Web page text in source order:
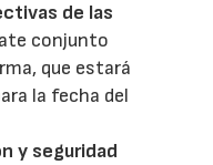
de las
conjunto
que estará
la fecha del
y seguridad